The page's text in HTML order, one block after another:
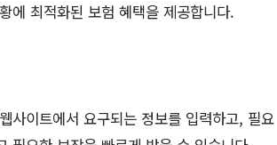
에 최적화된 보험 혜택을 제공합니다.
사이트에서 요구되는 정보를 입력하고, 필요